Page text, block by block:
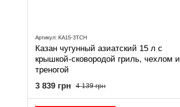
Артикул: KA15-3TCH
Казан чугунный азиатский 15 л с
крышкой-сковородой гриль, чехлом и
треногой
4 139 грн
3 839 грн